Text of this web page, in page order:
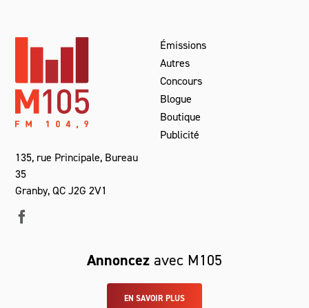
135, rue Principale, Bureau
35
Granby, QC J2G 2V1
Émissions
Autres
Concours
Blogue
Boutique
Publicité
Annoncez avec M105
EN SAVOIR PLUS